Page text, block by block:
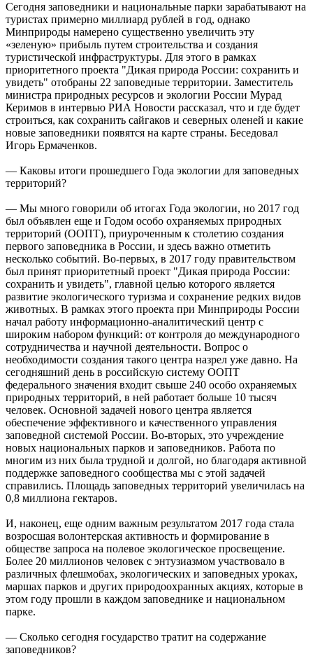
Сегодня заповедники и национальные парки зарабатывают на
туристах примерно миллиард рублей в год, однако
Минприроды намерено существенно увеличить эту
«зеленую» прибыль путем строительства и создания
туристической инфраструктуры. Для этого в рамках
приоритетного проекта "Дикая природа России: сохранить и
увидеть" отобраны 22 заповедные территории. Заместитель
министра природных ресурсов и экологии России Мурад
Керимов в интервью РИА Новости рассказал, что и где будет
строиться, как сохранить сайгаков и северных оленей и какие
новые заповедники появятся на карте страны. Беседовал
Игорь Ермаченков.
— Каковы итоги прошедшего Года экологии для заповедных
территорий?
— Мы много говорили об итогах Года экологии, но 2017 год
был объявлен еще и Годом особо охраняемых природных
территорий (ООПТ), приуроченным к столетию создания
первого заповедника в России, и здесь важно отметить
несколько событий. Во-первых, в 2017 году правительством
был принят приоритетный проект "Дикая природа России:
сохранить и увидеть", главной целью которого является
развитие экологического туризма и сохранение редких видов
животных. В рамках этого проекта при Минприроды России
начал работу информационно-аналитический центр с
широким набором функций: от контроля до международного
сотрудничества и научной деятельности. Вопрос о
необходимости создания такого центра назрел уже давно. На
сегодняшний день в российскую систему ООПТ
федерального значения входит свыше 240 особо охраняемых
природных территорий, в ней работает больше 10 тысяч
человек. Основной задачей нового центра является
обеспечение эффективного и качественного управления
заповедной системой России. Во-вторых, это учреждение
новых национальных парков и заповедников. Работа по
многим из них была трудной и долгой, но благодаря активной
поддержке заповедного сообщества мы с этой задачей
справились. Площадь заповедных территорий увеличилась на
0,8 миллиона гектаров.
И, наконец, еще одним важным результатом 2017 года стала
возросшая волонтерская активность и формирование в
обществе запроса на полевое экологическое просвещение.
Более 20 миллионов человек с энтузиазмом участвовало в
различных флешмобах, экологических и заповедных уроках,
маршах парков и других природоохранных акциях, которые в
этом году прошли в каждом заповеднике и национальном
парке.
— Сколько сегодня государство тратит на содержание
заповедников?